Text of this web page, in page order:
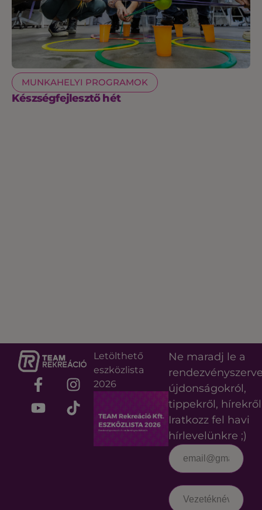
MUNKAHELYI PROGRAMOK
Készségfejlesztő hét
Letölthető
eszközlista
2026
Ne maradj le a
újdonságokról,
tippekről,
Iratkozz fel havi
hírlevelünkre ;)